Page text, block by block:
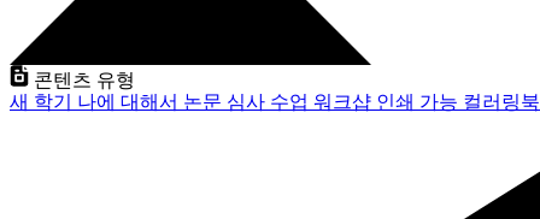
콘텐츠 유형
새 학기 나에 대해서 논문 심사 수업 워크샵 인쇄 가능 컬러링북